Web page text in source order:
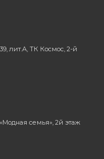
лит.А, ТК Космос, 2-й
семья», 2й этаж